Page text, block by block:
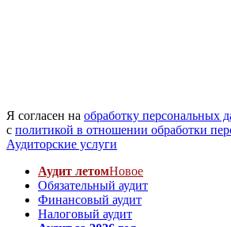
Я согласен на обработку персональных
с политикой в отношении обработки
Аудиторские услуги
Аудит летомНовое
Обязательный аудит
Финансовый аудит
Налоговый аудит